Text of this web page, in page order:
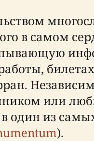
в самом
или
один из
).